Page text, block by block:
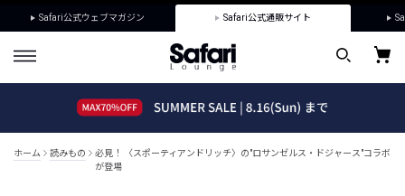
Safari公式ウェブマガジン Safari公式通販サイト
ホーム 読みもの
必見！ 〈スポーティアンドリッチ〉の"ロサンゼルス・ドジャース"コラボ
が登場